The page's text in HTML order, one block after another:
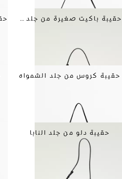
حقيبة باكيت صغيرة من جلد النابا
حقيبة كروس من جلد الشمواه
حقيبة دلو من جلد النابا